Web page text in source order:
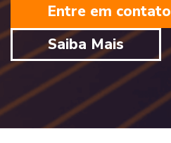
Entre em contato
Saiba Mais